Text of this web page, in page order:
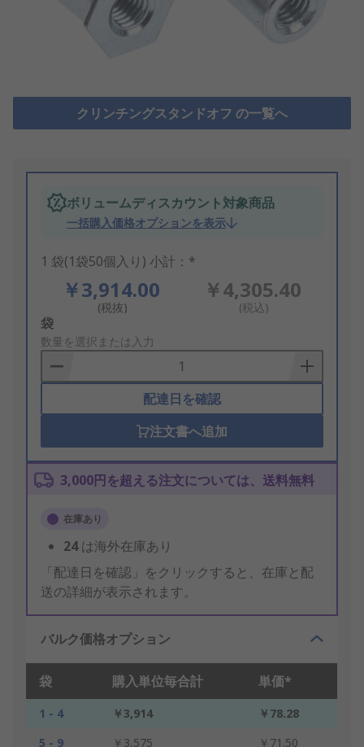
クリンチングスタンドオフ の一覧へ
ボリュームディスカウント対象商品
一括購入価格オプションを表示
1 袋(1袋50個入り) 小計：*
￥3,914.00
(税抜)
￥4,305.40
(税込)
Add
to
Basket
袋
数量を選択または入力
配達日を確認
注文書へ追加
3,000円を超える注文については、送料無料
在庫あり
24は海外在庫あり
「配達日を確認」をクリックすると、在庫と配
送の詳細が表示されます。
バルク価格オプション
袋 購入単位毎合計 単価*
1 - 4 ￥3,914
￥78.28
5 - 9
￥3,575
￥71.50